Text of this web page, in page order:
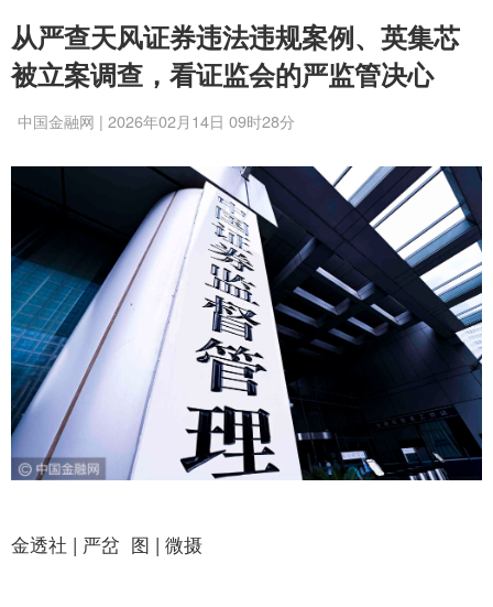
从严查天风证券违法违规案例、英集芯
被立案调查，看证监会的严监管决心
中国金融网 | 2026年02月14日 09时28分
金透社 | 严岔 图 | 微摄